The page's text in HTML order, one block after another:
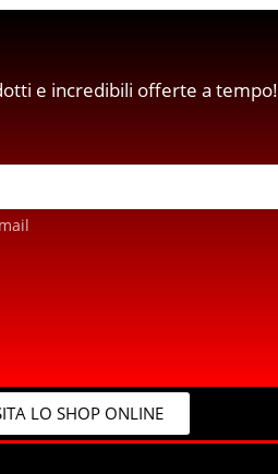
e incredibili offerte a tempo!
LO SHOP ONLINE